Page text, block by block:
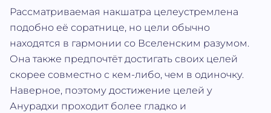
Рассматриваемая накшатра целеустремлена
подобно её соратнице, но цели обычно
находятся в гармонии со Вселенским разумом.
Она также предпочтёт достигать своих целей
скорее совместно с кем-либо, чем в одиночку.
Наверное, поэтому достижение целей у
Анурадхи проходит более гладко и